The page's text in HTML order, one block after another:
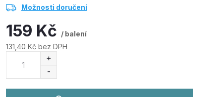
Možnosti doručení
159 Kč / balení
131,40 Kč bez DPH